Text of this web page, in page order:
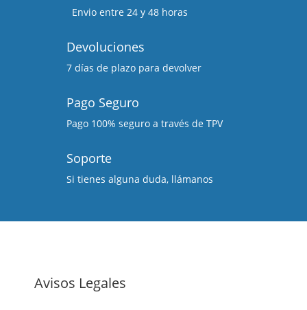
Envio entre 24 y 48 horas
Devoluciones
7 días de plazo para devolver
Pago Seguro
Pago 100% seguro a través de TPV
Soporte
Si tienes alguna duda, llámanos
Avisos Legales